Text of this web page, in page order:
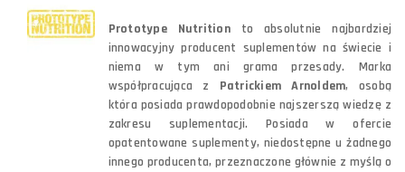
Prototype Nutritionto absolutnie najbardziej
innowacyjny producent suplementów na świecie i
niema w tym ani grama przesady. Marka
współpracująca z Patrickiem Arnoldem, osobą
która posiada prawdopodobnie najszerszą wiedzę z
zakresu suplementacji. Posiada w ofercie
opatentowane suplementy, niedostępne u żadnego
innego producenta, przeznaczone głównie z myślą o